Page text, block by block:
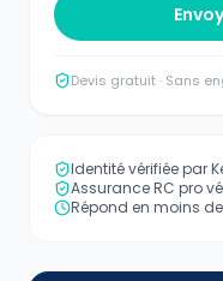
Devis gratuit · Sans
Identité vérifiée par
Assurance RC pro
Répond en moins